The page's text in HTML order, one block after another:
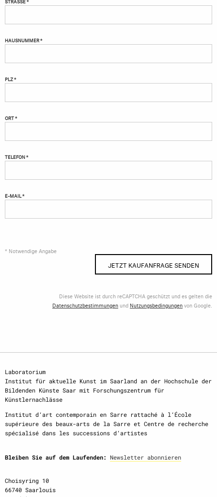
HAUSNUMMER *
PLZ *
ORT *
TELEFON *
E-MAIL *
* Notwendige Angabe
JETZT KAUFANFRAGE SENDEN
Diese Website ist durch reCAPTCHA geschützt und es gelten die
Datenschutzbestimmungen und Nutzungsbedingungenvon Google.
Laboratorium
Institut für aktuelle Kunst im Saarland an der Hochschule der
Bildenden Künste Saar mit Forschungszentrum für
Künstlernachlässe
Institut d‘art contemporain en Sarre rattaché à l‘École
supérieure des beaux-arts de la Sarre et Centre de recherche
spécialisé dans les successions d‘artistes
Bleiben Sie auf dem Laufenden: Newsletter abonnieren
Choisyring 10
66740 Saarlouis